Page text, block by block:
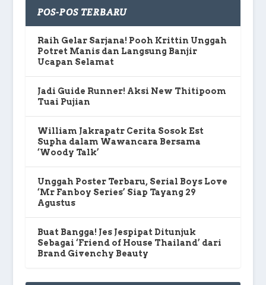
POS-POS TERBARU
Raih Gelar Sarjana! Pooh Krittin Unggah
Potret Manis dan Langsung Banjir
Ucapan Selamat
Jadi Guide Runner! Aksi New Thitipoom
Tuai Pujian
William Jakrapatr Cerita Sosok Est
Supha dalam Wawancara Bersama
‘Woody Talk’
Unggah Poster Terbaru, Serial Boys Love
‘Mr Fanboy Series’ Siap Tayang 29
Agustus
Buat Bangga! Jes Jespipat Ditunjuk
Sebagai ‘Friend of House Thailand’ dari
Brand Givenchy Beauty